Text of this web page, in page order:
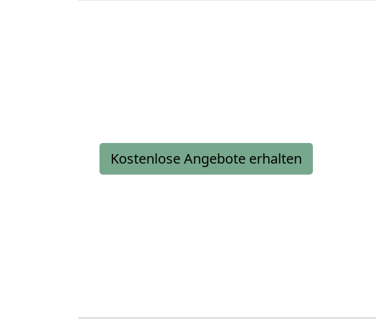
Kostenlose Angebote erhalten